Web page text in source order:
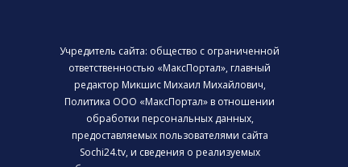
Учредитель сайта: общество с ограниченной
ответственностью «МаксПортал», главный
редактор Микшис Михаил Михайлович,
Политика ООО «МаксПортал» в отношении
обработки персональных данных,
предоставляемых пользователями сайта
Sochi24.tv, и сведения о реализуемых